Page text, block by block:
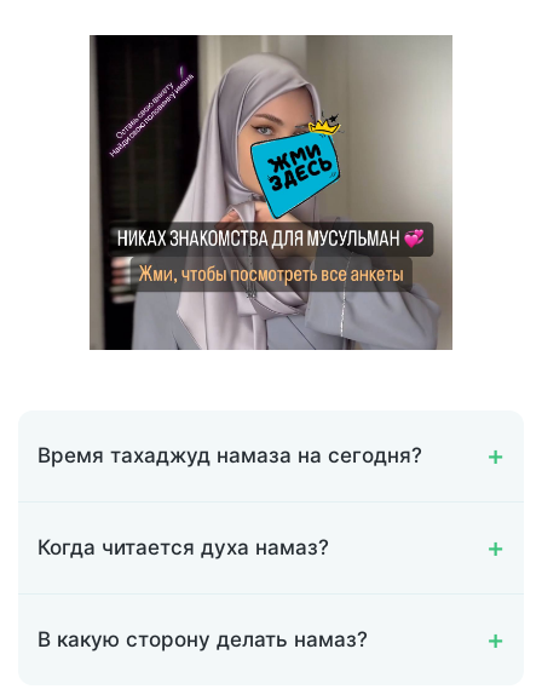
Время тахаджуд намаза на сегодня?
Когда читается духа намаз?
В какую сторону делать намаз?